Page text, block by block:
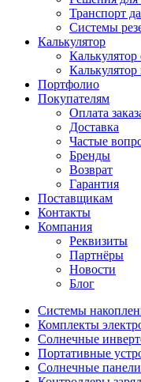
Транспорт
Системы
Калькулятор
Портфолио
Покупателям
Оплата
Доставка
Частые
Бренды
Возврат
Гарантия
Поставщикам
Контакты
Компания
Реквизиты
Партнёры
Новости
Блог
Системы
Комплекты
Солнечные
Портативные
Солнечные панели